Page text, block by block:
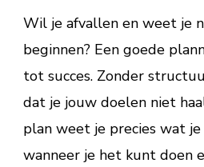
tips
voor
een
Wil je afvallen en weet je
beginnen? Een goede
tot succes. Zonder
dat je jouw doelen niet
plan weet je precies wat
wanneer je het kunt doen